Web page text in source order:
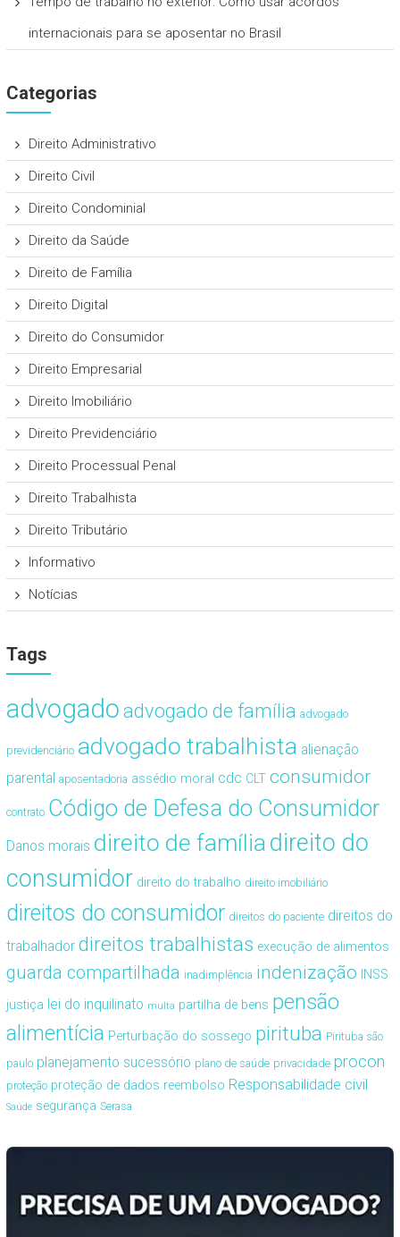
internacionais para se aposentar no Brasil
Categorias
Direito Administrativo
Direito Civil
Direito Condominial
Direito da Saúde
Direito de Família
Direito Digital
Direito do Consumidor
Direito Empresarial
Direito Imobiliário
Direito Previdenciário
Direito Processual Penal
Direito Trabalhista
Direito Tributário
Informativo
Notícias
Tags
advogado advogado de família advogado
previdenciário advogado trabalhista alienação
parental aposentadoria assédio moral cdc CLT consumidor
contrato Código de Defesa do Consumidor
Danos morais direito de famíliadireito do
consumidor direito do trabalho direito imobiliário
direitos do consumidor direitos do paciente direitos do
trabalhador direitos trabalhistas execução de alimentos
guarda compartilhada inadimplência indenização INSS
justiça lei do inquilinato multa partilha de bens pensão
alimentícia Perturbação do sossego pirituba Pirituba são
paulo planejamento sucessório plano de saúde privacidade procon
proteção proteção de dados reembolso Responsabilidade civil
Saúde segurança Serasa